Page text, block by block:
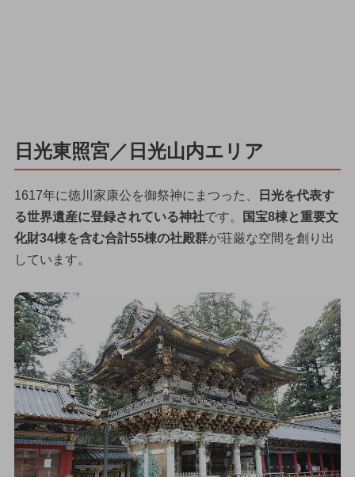
日光東照宮／日光山内エリア
1617年に徳川家康公を御祭神にまつった、
日光を代表す
る世界遺産に登録されている神社です。
国宝8棟と重要文
化財34棟を含む合計55棟の社殿群が荘厳な空間を創り出
しています。